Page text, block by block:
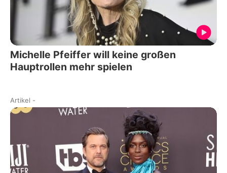
Michelle Pfeiffer will keine großen
Hauptrollen mehr spielen
Artikel -